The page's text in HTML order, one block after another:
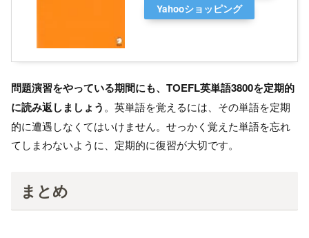
Yahooショッピング
問題演習をやっている期間にも、TOEFL英単語3800を定期的
に読み返しましょう 。英単語を覚えるには、その単語を定期
的に遭遇しなくてはいけません。せっかく覚えた単語を忘れ
てしまわないように、定期的に復習が大切です。
まとめ